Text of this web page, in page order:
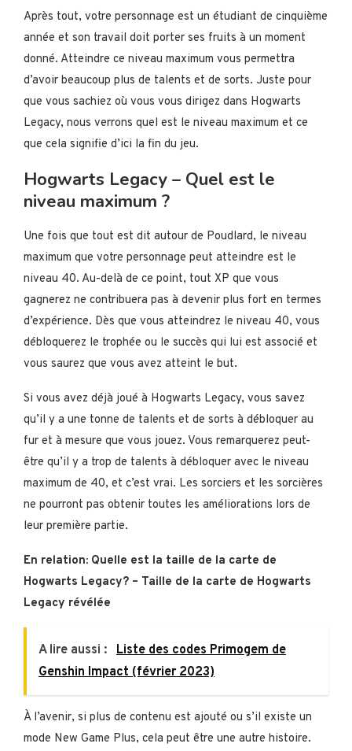
Après tout, votre personnage est un étudiant de cinquième
année et son travail doit porter ses fruits à un moment
donné. Atteindre ce niveau maximum vous permettra
d’avoir beaucoup plus de talents et de sorts. Juste pour
que vous sachiez où vous vous dirigez dans Hogwarts
Legacy, nous verrons quel est le niveau maximum et ce
que cela signifie d’ici la fin du jeu.
Hogwarts Legacy – Quel est le
niveau maximum ?
Une fois que tout est dit autour de Poudlard, le niveau
maximum que votre personnage peut atteindre est le
niveau 40. Au-delà de ce point, tout XP que vous
gagnerez ne contribuera pas à devenir plus fort en termes
d’expérience. Dès que vous atteindrez le niveau 40, vous
débloquerez le trophée ou le succès qui lui est associé et
vous saurez que vous avez atteint le but.
Si vous avez déjà joué à Hogwarts Legacy, vous savez
qu’il y a une tonne de talents et de sorts à débloquer au
fur et à mesure que vous jouez. Vous remarquerez peut-
être qu’il y a trop de talents à débloquer avec le niveau
maximum de 40, et c’est vrai. Les sorciers et les sorcières
ne pourront pas obtenir toutes les améliorations lors de
leur première partie.
En relation: Quelle est la taille de la carte de
Hogwarts Legacy? – Taille de la carte de Hogwarts
Legacy révélée
A lire aussi :
Liste des codes Primogem de
Genshin Impact (février 2023)
À l’avenir, si plus de contenu est ajouté ou s’il existe un
mode New Game Plus, cela peut être une autre histoire.